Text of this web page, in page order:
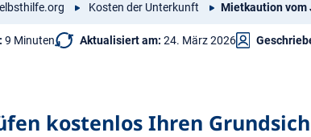
Kosten der Unterkunft Mietkaution vom
9 Minuten Aktualisiert am: 24. März 2026
kostenlos Ihren